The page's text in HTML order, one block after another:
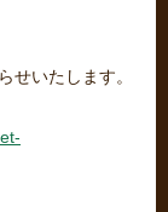
せいたします。